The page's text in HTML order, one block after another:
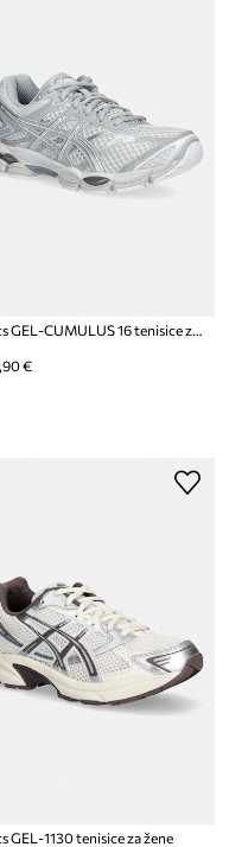
Asics GEL-CUMULUS 16 tenisice za žene
€
GEL-1130 tenisice za žene